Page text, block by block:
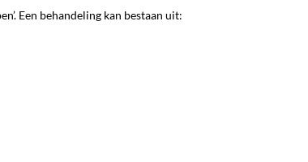
Een behandeling kan bestaan uit: